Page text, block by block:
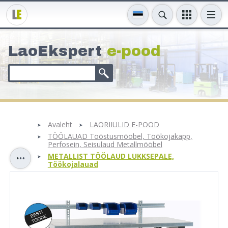
LaoEksperte-pood
Avaleht
LAORIIULID E-POOD
TÖÖLAUAD Tööstusmööbel, Töökojakapp,
Perfosein, Seisulaud Metallmööbel
METALLIST TÖÖLAUD LUKKSEPALE,
Töökojalauad